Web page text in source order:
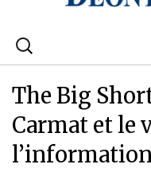
Rechercher
Bourse
Placements
The Big
Carmat et le